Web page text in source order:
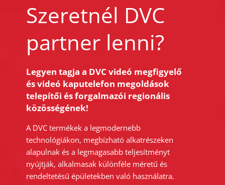
Szeretnél DVC
partner lenni?
Legyen tagja a DVC videó megfigyelő
és videó kaputelefon megoldások
telepítői és forgalmazói regionális
közösségének!
A DVC termékek a legmodernebb
technológiákon, megbízható alkatrészeken
alapulnak és a legmagasabb teljesítményt
nyújtják, alkalmasak különféle méretű és
rendeltetésű épületekben való használatra.